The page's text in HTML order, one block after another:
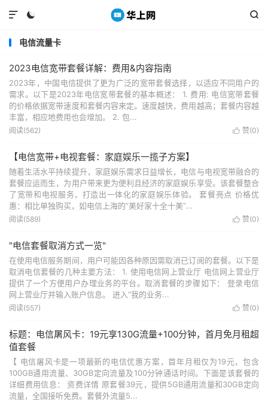
 

电信流量卡
2023电信宽带套餐详解：费用&内容指南
2023年，中国电信提供了更为广泛的宽带套餐选择，以适应不同用户的
需求。以下是2023年电信宽带套餐的基本概述： 1. 费用: 电信宽带套餐
的价格依据宽带速度和套餐内容来定。速度越快，费用越高；套餐内容越
丰富，相应地费用也会增加。 2. 包...
 赞(0)
阅读(562)
【电信宽带+电视套餐：家庭娱乐一揽子方案】
随着生活水平持续提升，家庭娱乐需求日益增长，电信与电视宽带融合的
套餐应运而生，为用户带来更为便利且经济的家庭娱乐享受。该套餐整合
了宽带和电视服务，打造出一体化的家庭娱乐体验。 套餐亮点 价格优
惠：相比单独购买，如电信上海的“美好家十全十美”...
 赞(0)
阅读(589)
"电信套餐取消方式一览"
在使用电信服务期间，用户可能因各种原因需取消已订阅的套餐。以下是
取消电信套餐的几种主要方法： 1. 使用电信网上营业厅 电信网上营业厅
提供了一个方便用户办理业务的平台。取消套餐的步骤如下： 登录电信
网上营业厅并输入账户信息。 进入“我的业务...
 赞(0)
阅读(557)
标题：电信屠风卡：19元享130G流量+100分钟，首月免月租超
值套餐
【 电信屠风卡是一项最新的电信优惠方案，首年月租仅为19元，包含
100GB通用流量、30GB定向流量及100分钟通话时间。下面是该套餐的
详细费用信息： 资费详情 原套餐39元，提供5GB通用流量和30GB定向
流量，全国接听免费。套餐外流量5...